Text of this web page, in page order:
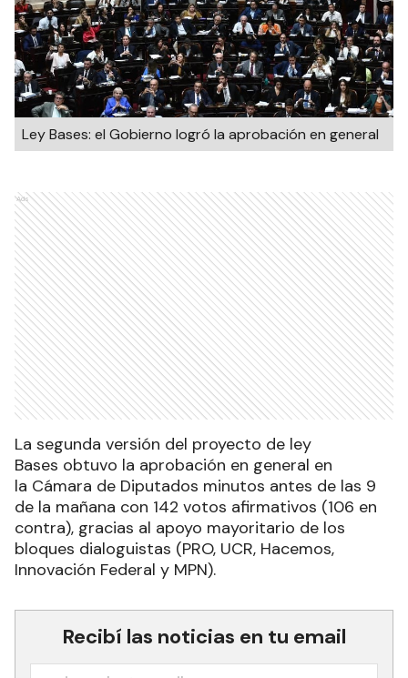
Ley Bases: el Gobierno logró la aprobación en general
Ads
La segunda versión del proyecto de ley
Bases obtuvo la aprobación en general en
la Cámara de Diputados minutos antes de las 9
de la mañana con 142 votos afirmativos (106 en
contra), gracias al apoyo mayoritario de los
bloques dialoguistas (PRO, UCR, Hacemos,
Innovación Federal y MPN).
Recibí las noticias en tu email